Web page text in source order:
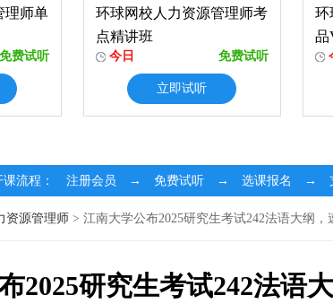
理师单
免费试听
环球网校人力资源管理师考
点精讲班
今日 免费试听
立即试听
环
品
课流程： 注册会员 → 免费试听 → 选课报名 →
资源管理师 > 江南大学公布2025研究生考试242法语大纲，
2025研究生考试242法语